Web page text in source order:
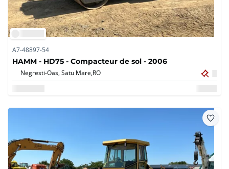
A7-48897-54
HAMM - HD75 - Compacteur de sol - 2006
Negresti-Oas, Satu Mare,RO